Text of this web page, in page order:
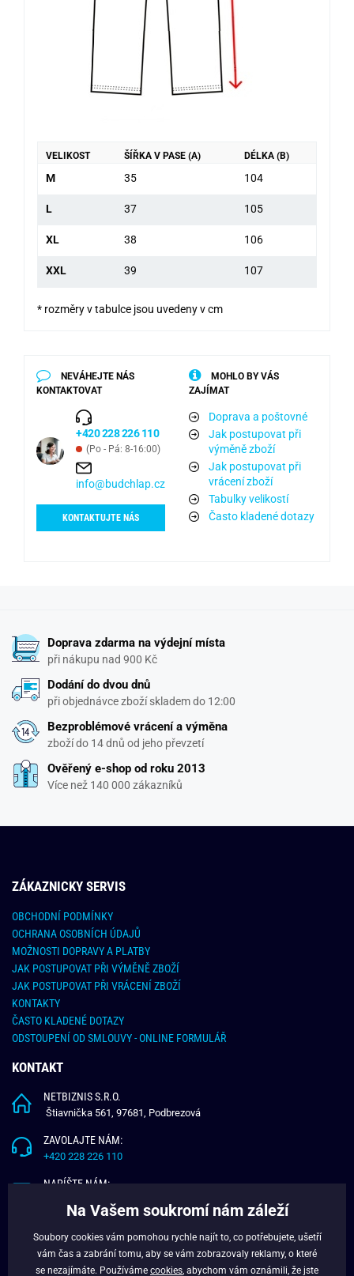
VELIKOST ŠÍŘKA V PASE (A) DÉLKA (B)
M 35 104
L 37 105
XL 38 106
XXL 39 107
* rozměry v tabulce jsou uvedeny v cm
NEVÁHEJTE NÁS
KONTAKTOVAT
+420 228 226 110
(Po - Pá: 8-16:00)
info@budchlap.cz
KONTAKTUJTE NÁS
MOHLO BY VÁS
ZAJÍMAT
Doprava a poštovné
Jak postupovat při
výměně zboží
Jak postupovat při
vrácení zboží
Tabulky velikostí
Často kladené dotazy
Doprava zdarma na výdejní místa
při nákupu nad 900 Kč
Dodání do dvou dnů
při objednávce zboží skladem do 12:00
Bezproblémové vrácení a výměna
zboží do 14 dnů od jeho převzetí
Ověřený e-shop od roku 2013
Více než 140 000 zákazníků
ZÁKAZNICKY SERVIS
OBCHODNÍ PODMÍNKY
OCHRANA OSOBNÍCH ÚDAJŮ
MOŽNOSTI DOPRAVY A PLATBY
JAK POSTUPOVAT PŘI VÝMĚNĚ ZBOŽÍ
JAK POSTUPOVAT PŘI VRÁCENÍ ZBOŽÍ
KONTAKTY
ČASTO KLADENÉ DOTAZY
ODSTOUPENÍ OD SMLOUVY - ONLINE FORMULÁŘ
KONTAKT
NETBIZNIS S.R.O.
Štiavnička 561, 97681, Podbrezová
ZAVOLAJTE NÁM:
+420 228 226 110
NAPÍŠTE NÁM:
O NÁS
Na Vašem soukromí nám záleží
Soubory cookies vám pomohou rychle najít to, co potřebujete, ušetří
vám čas a zabrání tomu, aby se vám zobrazovaly reklamy, o které
se nezajímáte. Používáme cookies , abychom vám oznámili, že jste